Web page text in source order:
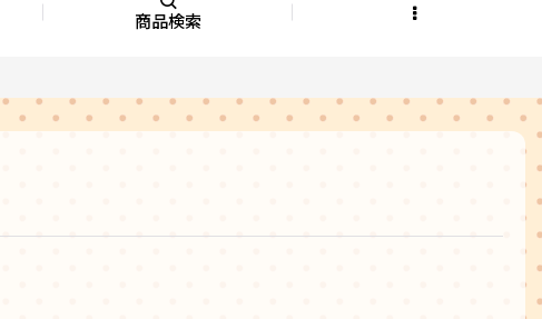
商品検索